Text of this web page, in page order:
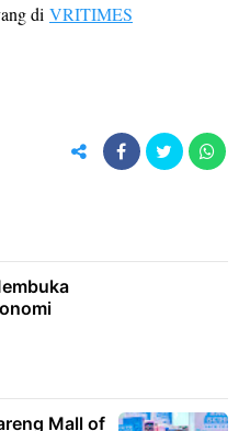
di VRITIMES
Mall of